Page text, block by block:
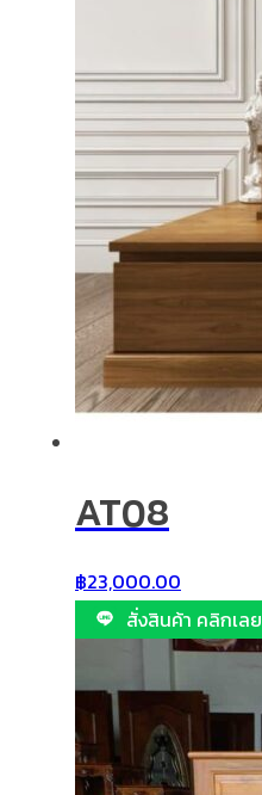
AT08
฿23,000.00
สั่งสินค้า คลิกเลย